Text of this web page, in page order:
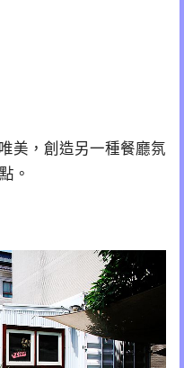
美，創造另一種餐廳氛
。